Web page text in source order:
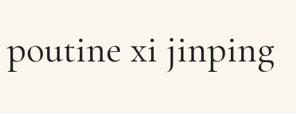
poutine xi jinping